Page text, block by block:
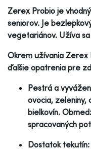
Zerex Probio je
seniorov. Je
vegetariánov. Užíva
Okrem užívania
ďalšie opatrenia pre
Pestrá a
ovocia, zeleniny,
bielkovín.
spracovaných
Dostatok